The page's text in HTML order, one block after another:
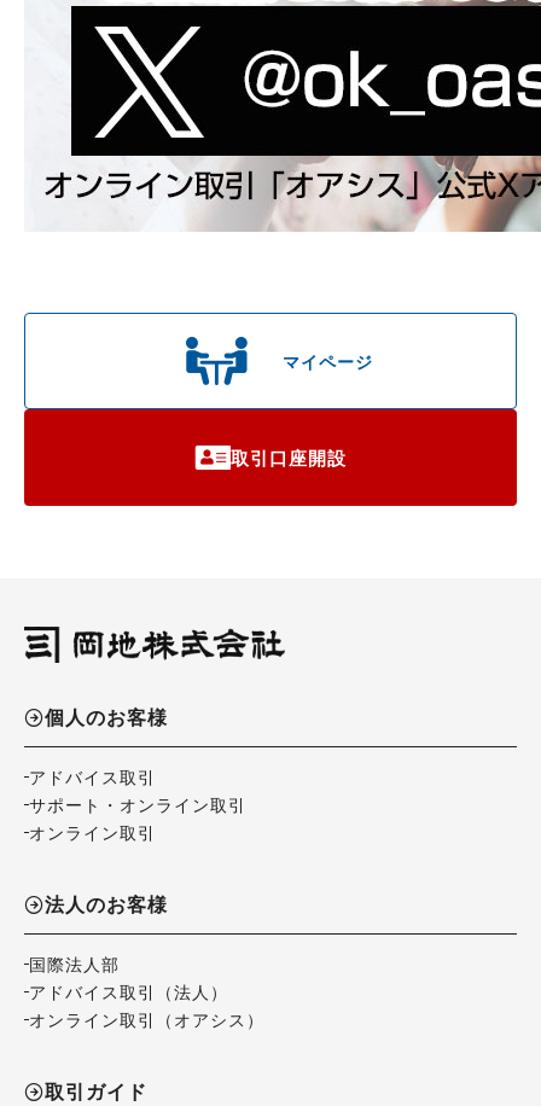
マイページ
取引口座開設
個人のお客様
アドバイス取引
サポート・オンライン取引
オンライン取引
法人のお客様
国際法人部
アドバイス取引（法人）
オンライン取引（オアシス）
取引ガイド